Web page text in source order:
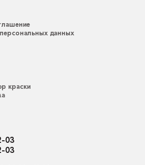
данных
краски
03
03